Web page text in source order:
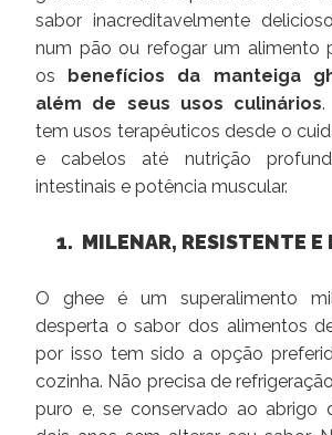
sabor inacreditavelmente
num pão ou refogar um alimento
os benefícios da manteiga
além de seus usos culinários.
tem usos terapêuticos desde o
e cabelos até nutrição
intestinais e potência muscular.
1. MILENAR, RESISTENTE E
O ghee é um superalimento
desperta o sabor dos alimentos
por isso tem sido a opção
cozinha. Não precisa de
puro e, se conservado ao abrigo